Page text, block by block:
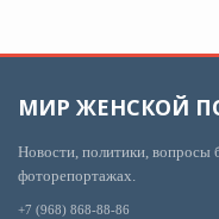
МИР ЖЕНСКОЙ
Новости, политики, вопросы
фоторепортажах.
+7 (968) 868-88-86